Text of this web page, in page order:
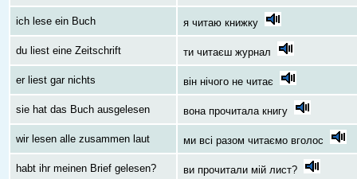
ich lese ein Buch я читаю книжку
du liest eine Zeitschrift ти читаєш журнал
er liest gar nichts він нічого не читає
sie hat das Buch ausgelesen вона прочитала книгу
wir lesen alle zusammen laut ми всі разом читаємо вголос
habt ihr meinen Brief gelesen? ви прочитали мій лист?